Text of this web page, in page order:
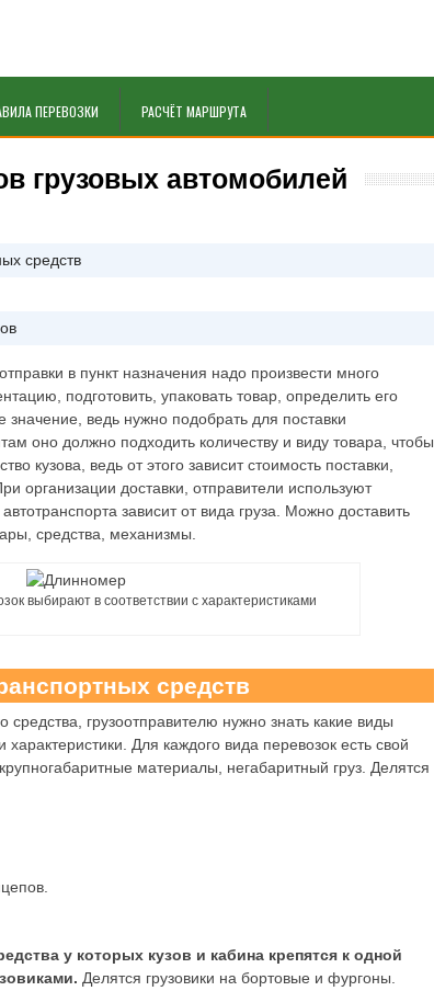
ПЕРЕВОЗКИ РАСЧЁТ МАРШРУТА
грузовых автомобилей
средств
в пункт назначения надо произвести много
подготовить, упаковать товар, определить его
ведь нужно подобрать для поставки
оно должно подходить количеству и виду товара, чтобы
кузова, ведь от этого зависит стоимость поставки,
организации доставки, отправители используют
зависит от вида груза. Можно доставить
средства, механизмы.
выбирают в соответствии с характеристиками
средств
средства, грузоотправителю нужно знать какие виды
Для каждого вида перевозок есть свой
материалы, негабаритный груз. Делятся
у которых кузов и кабина крепятся к одной
Делятся грузовики на бортовые и фургоны.